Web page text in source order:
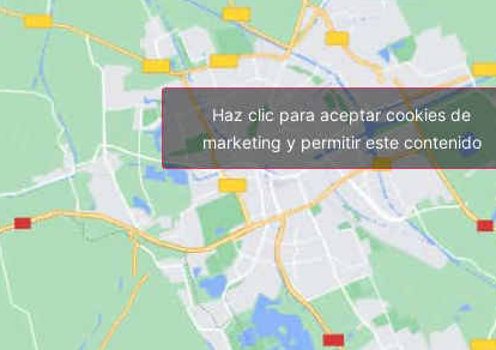
Haz clic para aceptar cookies de
marketing y permitir este contenido